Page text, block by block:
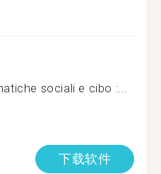
sociali e cibo :...
下载软件